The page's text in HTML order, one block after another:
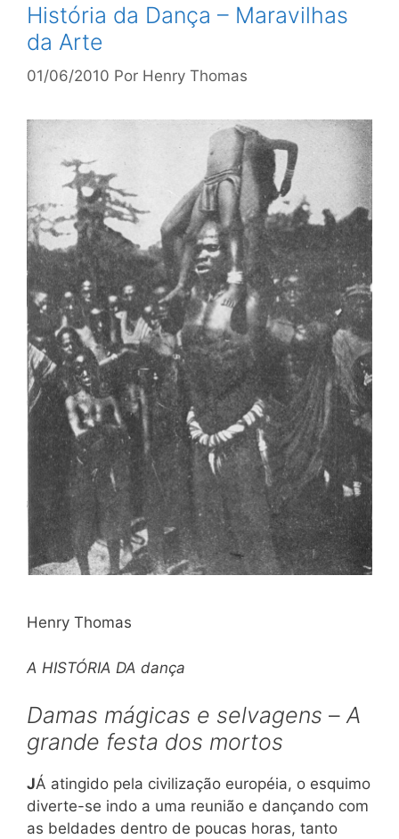
História da Dança – Maravilhas
da Arte
01/06/2010 Por Henry Thomas
Henry Thomas
A HISTÓRIA DA dança
Damas mágicas e selvagens –A
grande festa dos mortos
JÁ atingido pela civilização européia, o esquimo
diverte-se indo a uma reunião e dançando com
as beldades dentro de poucas horas, tanto